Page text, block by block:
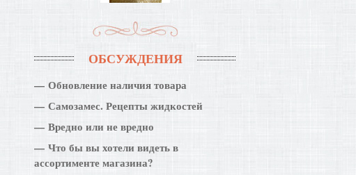
ОБСУЖДЕНИЯ
Обновление наличия товара
Самозамес. Рецепты жидкостей
Вредно или не вредно
Что бы вы хотели видеть в
ассортименте магазина?